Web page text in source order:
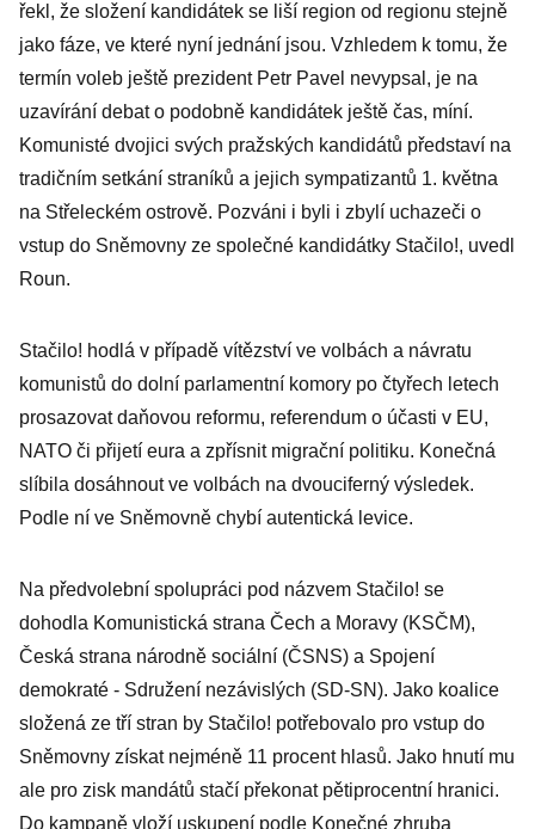
řekl, že složení kandidátek se liší region od regionu stejně
jako fáze, ve které nyní jednání jsou. Vzhledem k tomu, že
termín voleb ještě prezident Petr Pavel nevypsal, je na
uzavírání debat o podobně kandidátek ještě čas, míní.
Komunisté dvojici svých pražských kandidátů představí na
tradičním setkání straníků a jejich sympatizantů 1. května
na Střeleckém ostrově. Pozváni i byli i zbylí uchazeči o
vstup do Sněmovny ze společné kandidátky Stačilo!, uvedl
Roun.
Stačilo! hodlá v případě vítězství ve volbách a návratu
komunistů do dolní parlamentní komory po čtyřech letech
prosazovat daňovou reformu, referendum o účasti v EU,
NATO či přijetí eura a zpřísnit migrační politiku. Konečná
slíbila dosáhnout ve volbách na dvouciferný výsledek.
Podle ní ve Sněmovně chybí autentická levice.
Na předvolební spolupráci pod názvem Stačilo! se
dohodla Komunistická strana Čech a Moravy (KSČM),
Česká strana národně sociální (ČSNS) a Spojení
demokraté - Sdružení nezávislých (SD-SN). Jako koalice
složená ze tří stran by Stačilo! potřebovalo pro vstup do
Sněmovny získat nejméně 11 procent hlasů. Jako hnutí mu
ale pro zisk mandátů stačí překonat pětiprocentní hranici.
Do kampaně vloží uskupení podle Konečné zhruba